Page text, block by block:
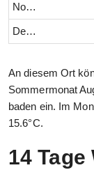
November
Dezember
An diesem Ort
Sommermonat
baden ein. Im
15.6°C.
14 Tage